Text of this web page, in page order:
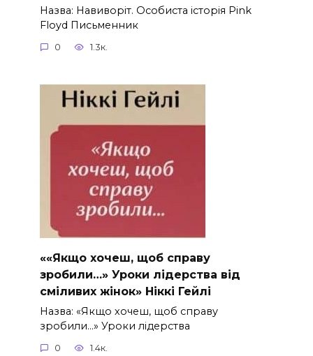
Назва: Навиворіт. Особиста історія Pink
Floyd Письменник
0 1.3к.
««Якщо хочеш, щоб справу
зробили…» Уроки лідерства від
сміливих жінок» Ніккі Гейлі
Назва: «Якщо хочеш, щоб справу
зробили…» Уроки лідерства
0 1.4к.